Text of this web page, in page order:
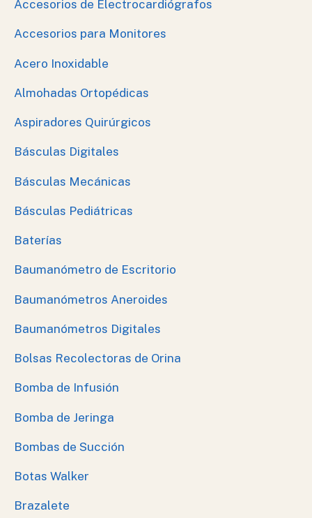
Accesorios de Electrocardiógrafos
Accesorios para Monitores
Acero Inoxidable
Almohadas Ortopédicas
Aspiradores Quirúrgicos
Básculas Digitales
Básculas Mecánicas
Básculas Pediátricas
Baterías
Baumanómetro de Escritorio
Baumanómetros Aneroides
Baumanómetros Digitales
Bolsas Recolectoras de Orina
Bomba de Infusión
Bomba de Jeringa
Bombas de Succión
Botas Walker
Brazalete